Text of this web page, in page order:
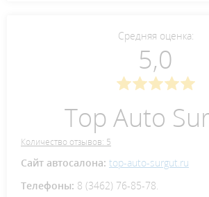
Средняя оценка:
5,0
Top Auto
Количество отзывов: 5
Сайт автосалона: top-auto-surgut.ru
Телефоны: 8 (3462) 76-85-78.